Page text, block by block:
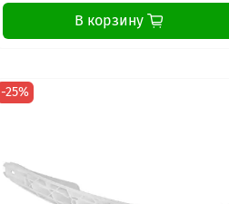
В корзину
-25%